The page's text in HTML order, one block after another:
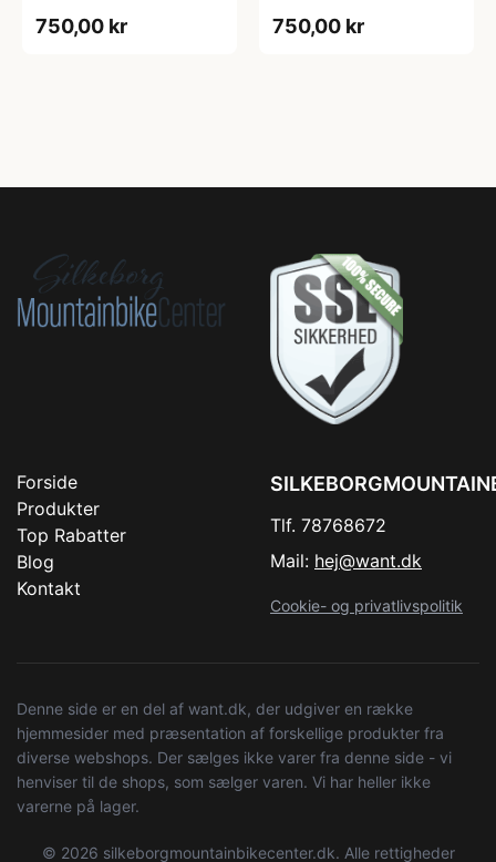
750,00 kr 750,00 kr
Forside
Produkter
Top Rabatter
Blog
Kontakt
Tlf. 78768672
Mail: hej@want.dk
Cookie- og privatlivspolitik
Denne side er en del af want.dk, der udgiver en række
hjemmesider med præsentation af forskellige produkter fra
diverse webshops. Der sælges ikke varer fra denne side - vi
henviser til de shops, som sælger varen. Vi har heller ikke
varerne på lager.
© 2026 silkeborgmountainbikecenter.dk. Alle rettigheder